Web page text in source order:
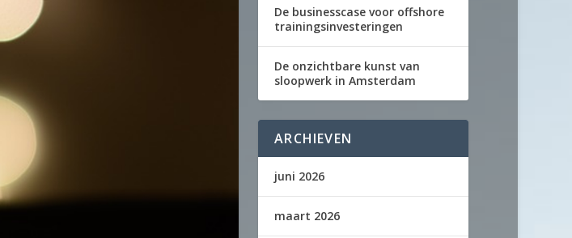
De businesscase voor offshore
trainingsinvesteringen
De onzichtbare kunst van
sloopwerk in Amsterdam
ARCHIEVEN
juni 2026
maart 2026